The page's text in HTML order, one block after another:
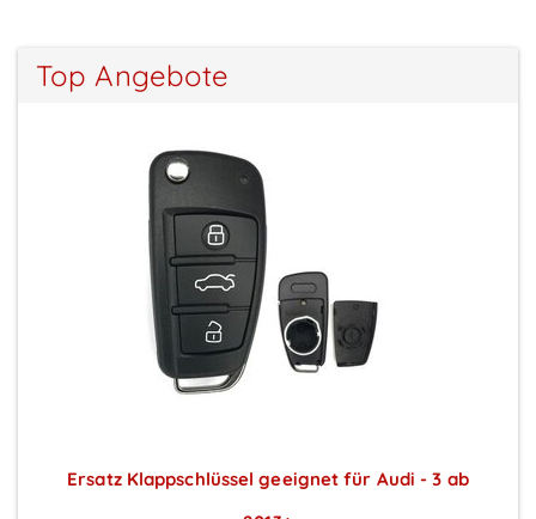
Top Angebote
Ersatz Klappschlüssel geeignet für Audi - 3 ab